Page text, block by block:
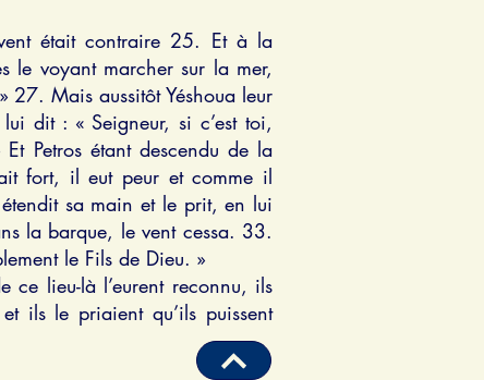
était contraire 25. Et à la
le voyant marcher sur la mer,
27. Mais aussitôt Yéshoua leur
dit : « Seigneur, si c’est toi,
Petros étant descendu de la
fort, il eut peur et comme il
sa main et le prit, en lui
la barque, le vent cessa. 33.
le Fils de Dieu. »
lieu-là l’eurent reconnu, ils
ils le priaient qu’ils puissent